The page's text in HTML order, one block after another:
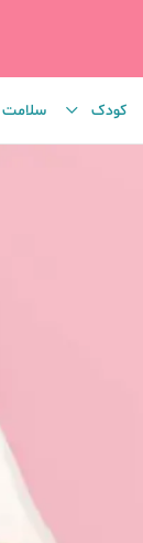
کودک سلامت